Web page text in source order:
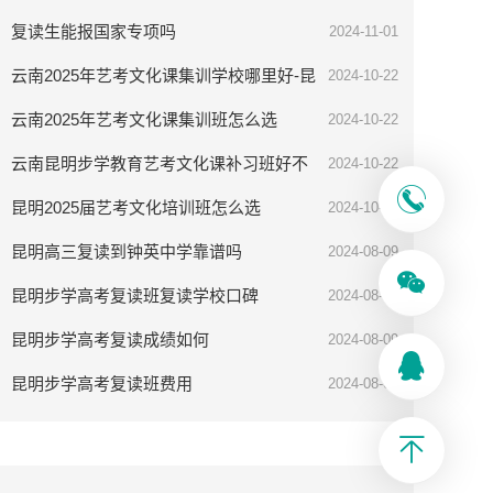
率高吗
复读生能报国家专项吗 2024-11-01
云南2025年艺考文化课集训学校哪里好-昆
明步学教育
2024-10-22
云南2025年艺考文化课集训班怎么选 2024-10-22
云南昆明步学教育艺考文化课补习班好不
好
2024-10-22
昆明2025届艺考文化培训班怎么选 2024-10-08
昆明高三复读到钟英中学靠谱吗 2024-08-09
昆明步学高考复读班复读学校口碑 2024-08-09
昆明步学高考复读成绩如何 2024-08-09
昆明步学高考复读班费用 2024-08-09